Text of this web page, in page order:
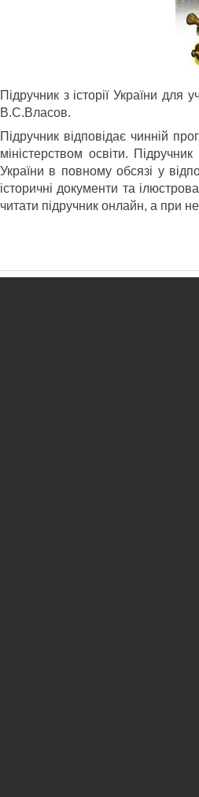
Підручник з історії України
В.С.Власов.
Підручник відповідає чинній
міністерством освіти.
України в повному обсязі у
історичні документи та
читати підручник онлайн, а при